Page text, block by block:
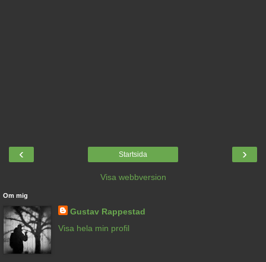
‹ ›
Startsida
Visa webbversion
Om mig
Gustav Rappestad
Visa hela min profil